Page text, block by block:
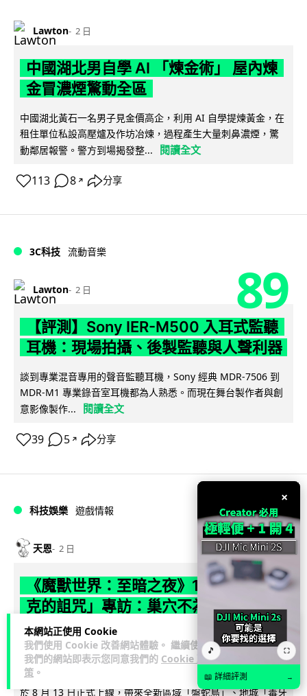
本網站正使用 Cookie
我們使用 Cookie 改善網站體驗。 繼續使用
我們的網站即表示您同意我們的 Cookie 政
策 。
Lawton 2 日
中國湖北男自學 AI 「煉金術」 屋內煉
金冒濃煙驚動全區
中國湖北黃石一名男子見金價高企，利用 AI 自學提煉黃金，在
租住單位私設高壓爐及作坊冶煉，過程產生大量刺鼻濃煙，驚
動鄰居報警。警方到場揭發整...
閱讀全文
113 8 ↗ 分享
3C科技 流動音樂
Lawton 2 日 89
【評測】Sony IER-M500 入耳式監聽
耳機：現場拍攝、後製監聽與人聲利器
談到專業混音專用的聲音監聽耳機，Sony 經典 MDR-7506 到
MDR-M1 專業錄音室耳機都為人熟悉。而現在舞台製作者與創
意影像製作...
閱讀全文
39 5 ↗ 分享
科技娛樂 遊戲情報
天恩 2 日
《魔獸世界：至暗之夜》12.1 「烏拉特
克的詛咒」專訪：巢穴不為提高世界首
領門檻而設 《諸王之眠》縮短約 10 分
鐘
《魔獸世界：至暗之夜》版本更新 12.1「烏拉特克的詛咒」將
於 8 月 13 日正式上線，帶來全新區域「盤蛇島」、地城「毒牙
×
🎵 ⛶
📖 詳細評測 →